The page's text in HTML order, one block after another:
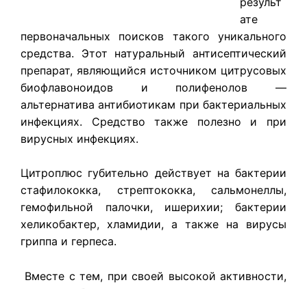
ате
первоначальных поисков такого уникального
средства. Этот натуральный антисептический
препарат, являющийся источником цитрусовых
биофлавоноидов и полифенолов —
альтернатива антибиотикам при бактериальных
инфекциях. Средство также полезно и при
вирусных инфекциях.
Цитроплюс губительно действует на бактерии
стафилококка, стрептококка, сальмонеллы,
гемофильной палочки, ишерихии; бактерии
хеликобактер, хламидии, а также на вирусы
гриппа и герпеса.
Вместе с тем, при своей высокой активности,